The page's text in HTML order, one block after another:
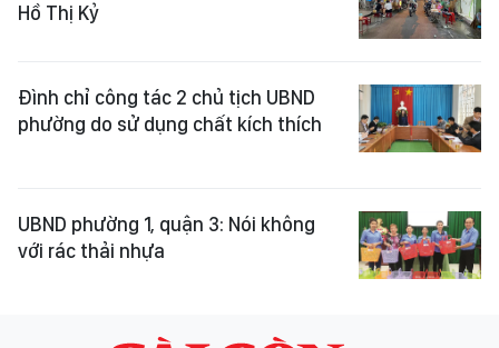
Hồ Thị Kỷ
Đình chỉ công tác 2 chủ tịch UBND
phường do sử dụng chất kích thích
UBND phường 1, quận 3: Nói không
với rác thải nhựa